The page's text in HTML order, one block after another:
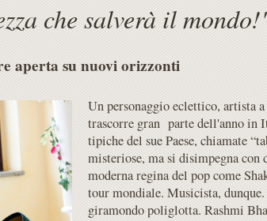
che salverà il
aperta su nuovi orizzonti
Un personaggio eclettico, artista
trascorre gran parte dell'anno in
tipiche del sue Paese, chiamate
misteriose, ma si disimpegna
moderna regina del pop come
tour mondiale. Musicista,
giramondo poliglotta. Rashmi